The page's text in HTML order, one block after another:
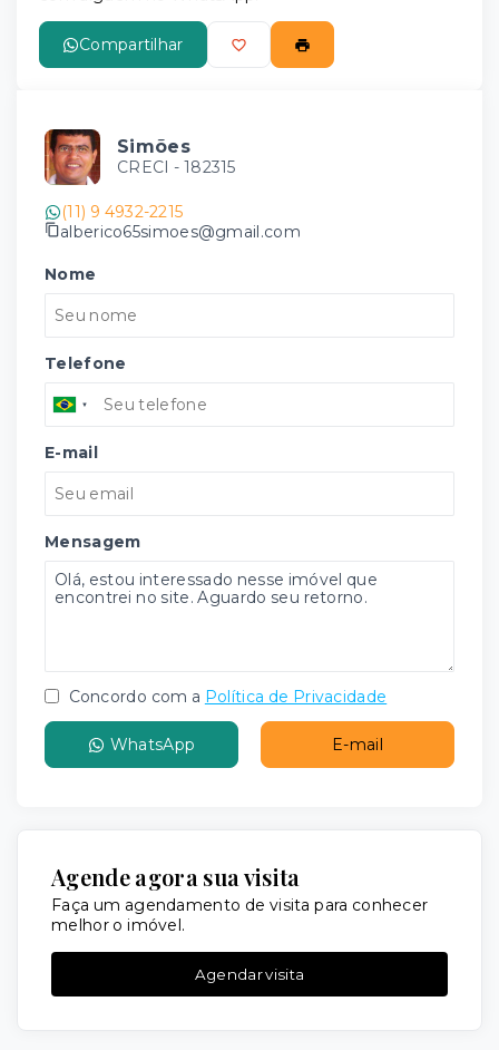
Compartilhar
Simões
CRECI - 182315
(11) 9 4932-2215
alberico65simoes@gmail.com
Nome
Telefone
E-mail
Mensagem
Concordo com a Política de Privacidade
WhatsApp E-mail
Agende agora sua visita
Faça um agendamento de visita para conhecer
melhor o imóvel.
Agendar visita